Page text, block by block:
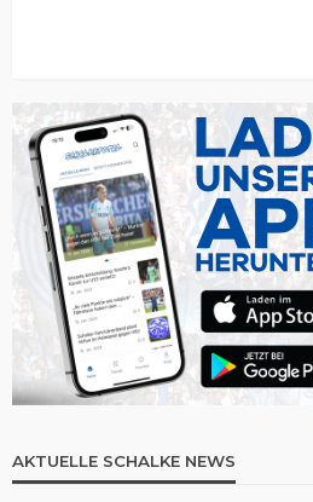
AKTUELLE SCHALKE NEWS